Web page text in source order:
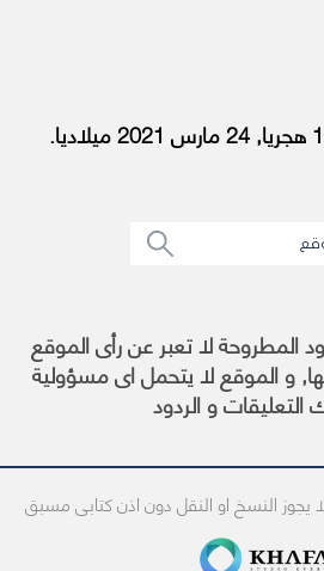
المطروحة لا تعبر عن رأى الموقع
و الموقع لا يتحمل اى مسؤولية
التعليقات و الردود
النسخ او النقل دون اذن كتابى مسبق